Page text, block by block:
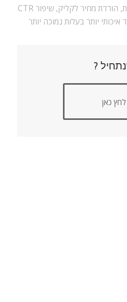
ביותר, תוך שיפור ציוני איכות, הורדת מחיר לקליק, שיפור CTR
יותר בעלות נמוכה יותר
?
לחץ כאן